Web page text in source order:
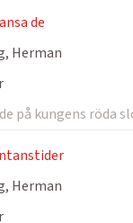
de
Herman
på kungens röda
Herman